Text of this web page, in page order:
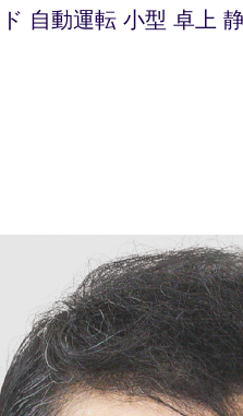
自動運転 小型 卓上